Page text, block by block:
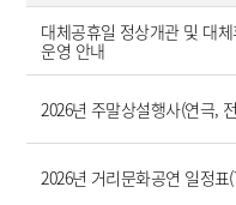
대체공휴일 정상개관 및 대
운영 안내
2026년 주말상설행사(연극,
2026년 거리문화공연 일정표